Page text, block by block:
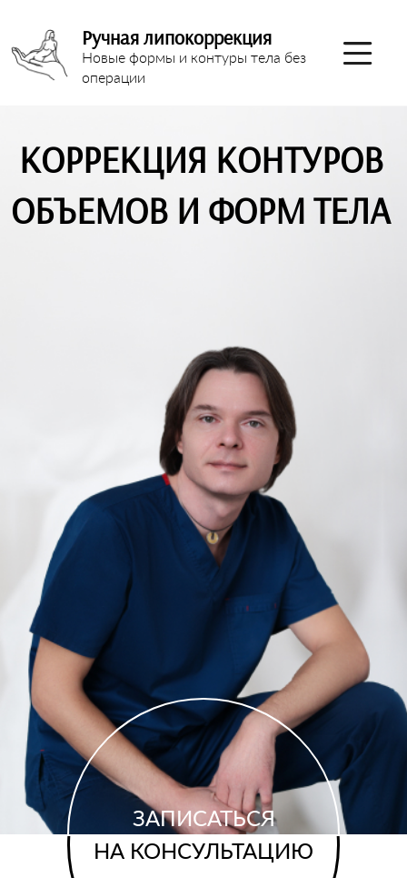
Ручная липокоррекция
Новые формы и контуры тела без
операции
КОРРЕКЦИЯ КОНТУРОВ
ОБЪЕМОВ И ФОРМ ТЕЛА
ЗАПИСАТЬСЯ
НА КОНСУЛЬТАЦИЮ